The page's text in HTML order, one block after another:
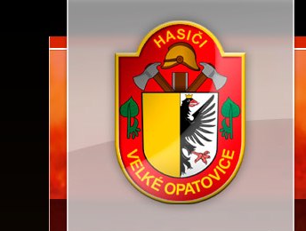
SDH Velké Opatovice